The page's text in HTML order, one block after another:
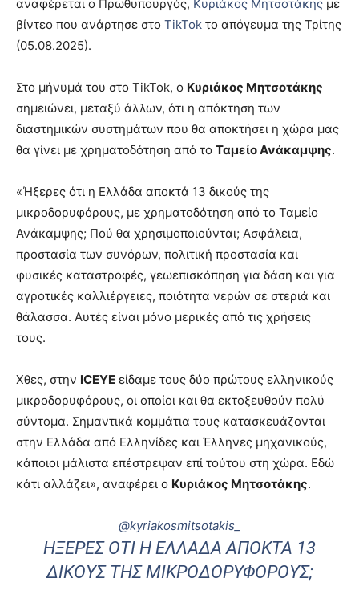
αναφέρεται ο Πρωθυπουργός, Κυριάκος Μητσοτάκης με
βίντεο που ανάρτησε στο TikTok το απόγευμα της Τρίτης
(05.08.2025).
Στο μήνυμά του στο TikTok, ο Κυριάκος Μητσοτάκης
σημειώνει, μεταξύ άλλων, ότι η απόκτηση των
διαστημικών συστημάτων που θα αποκτήσει η χώρα μας
θα γίνει με χρηματοδότηση από το Ταμείο Ανάκαμψης.
«Ήξερες ότι η Ελλάδα αποκτά 13 δικούς της
μικροδορυφόρους, με χρηματοδότηση από το Ταμείο
Ανάκαμψης; Πού θα χρησιμοποιούνται; Ασφάλεια,
προστασία των συνόρων, πολιτική προστασία και
φυσικές καταστροφές, γεωεπισκόπηση για δάση και για
αγροτικές καλλιέργειες, ποιότητα νερών σε στεριά και
θάλασσα. Αυτές είναι μόνο μερικές από τις χρήσεις
τους.
Χθες, στην ICEYE είδαμε τους δύο πρώτους ελληνικούς
μικροδορυφόρους, οι οποίοι και θα εκτοξευθούν πολύ
σύντομα. Σημαντικά κομμάτια τους κατασκευάζονται
στην Ελλάδα από Ελληνίδες και Έλληνες μηχανικούς,
κάποιοι μάλιστα επέστρεψαν επί τούτου στη χώρα. Εδώ
κάτι αλλάζει», αναφέρει ο Κυριάκος Μητσοτάκης.
@kyriakosmitsotakis_
ΉΞΕΡΕΣ ΌΤΙ Η ΕΛΛΆΔΑ ΑΠΟΚΤΆ 13
ΔΙΚΟΎΣ ΤΗΣ ΜΙΚΡΟΔΟΡΥΦΌΡΟΥΣ;